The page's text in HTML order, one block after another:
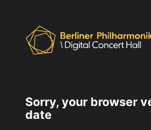
Sorry, your browser
date